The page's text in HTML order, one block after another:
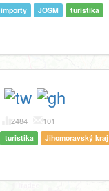
importy JOSM turistika
2484 101
turistika Jihomoravský kraj